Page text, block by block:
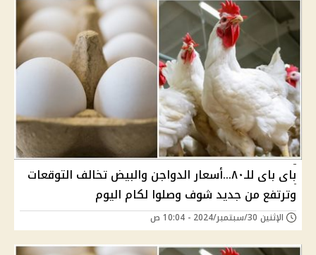
باى باى للـ٨٠...أسعار الدواجن والبيض تخالف التوقعات
وترتفع من جديد شوف وصلوا لكام اليوم
الإثنين 30/سبتمبر/2024 - 10:04 ص